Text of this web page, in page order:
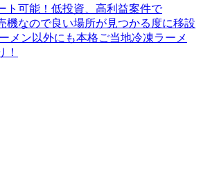
ト可能！低投資、高利益案件で
なので良い場所が見つかる度に移設
メン以外にも本格ご当地冷凍ラーメ
！